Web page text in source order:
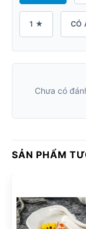
1 ★ CÓ
Chưa có
SẢN PHẨM